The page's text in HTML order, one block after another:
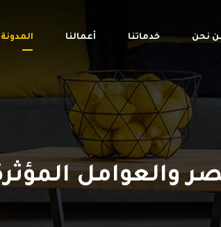
نحن خدماتنا أعمالنا المدونة